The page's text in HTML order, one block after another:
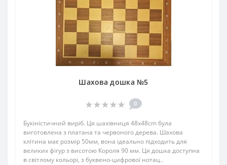
Шахова дошка №5
0
Букіністичний виріб. Ця шахівниця 48x48cm була
виготовлена з платана та червоного дерева. Шахова
клітина має розмір 50мм, вона ідеально підходить для
великих фігур з висотою Короля 90 мм. Ця дошка доступна
в світлому кольорі, з буквено-цифрової нотац..